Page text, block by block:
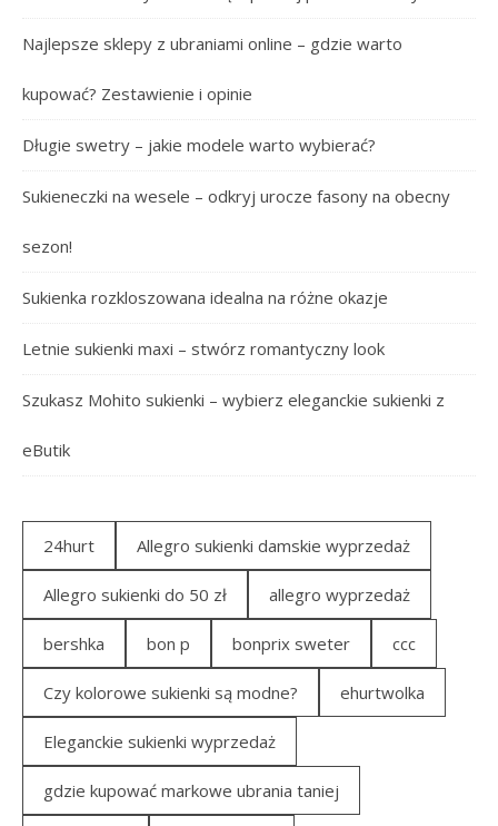
Najlepsze sklepy z ubraniami online – gdzie warto
kupować? Zestawienie i opinie
Długie swetry – jakie modele warto wybierać?
Sukieneczki na wesele – odkryj urocze fasony na obecny
sezon!
Sukienka rozkloszowana idealna na różne okazje
Letnie sukienki maxi – stwórz romantyczny look
Szukasz Mohito sukienki – wybierz eleganckie sukienki z
eButik
24hurt Allegro sukienki damskie wyprzedaż
Allegro sukienki do 50 zł allegro wyprzedaż
bershka bon p bonprix sweter ccc
Czy kolorowe sukienki są modne? ehurtwolka
Eleganckie sukienki wyprzedaż
gdzie kupować markowe ubrania taniej